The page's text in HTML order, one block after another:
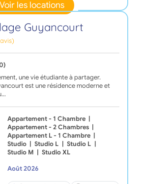
Voir les locations
Guyancourt
une vie étudiante à partager.
est une résidence moderne et
Appartement - 1 Chambre
Appartement - 2 Chambres
Appartement L - 1 Chambre
Studio
Studio L Studio L
Studio M
Studio XL
Août 2026